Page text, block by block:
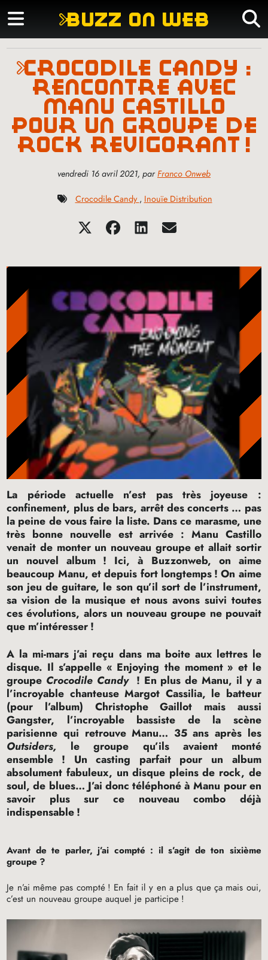
buzz on web
crocodile candy :
rencontre avec
manu castillo
pour un groupe de
rock revigorant !
vendredi 16 avril 2021, parFranco Onweb
Crocodile Candy , Inouïe Distribution
La période actuelle n’est pas très joyeuse :
confinement, plus de bars, arrêt des concerts … pas
la peine de vous faire la liste. Dans ce marasme, une
très bonne nouvelle est arrivée : Manu Castillo
venait de monter un nouveau groupe et allait sortir
un nouvel album ! Ici, à Buzzonweb, on aime
beaucoup Manu, et depuis fort longtemps! On aime
son jeu de guitare, le son qu’il sort de l’instrument,
sa vision de la musique et nous avons suivi toutes
ces évolutions, alors un nouveau groupe ne pouvait
que m’intéresser!
A la mi-mars j’ai reçu dans ma boite aux lettres le
disque. Il s’appelle « Enjoying the moment » et le
groupe Crocodile Candy ! En plus de Manu, il y a
l’incroyable chanteuse Margot Cassilia, le batteur
(pour l’album) Christophe Gaillot mais aussi
Gangster, l’incroyable bassiste de la scène
parisienne qui retrouve Manu… 35 ans après les
Outsiders, le groupe qu’ils avaient monté
ensemble ! Un casting parfait pour un album
absolument fabuleux, un disque pleins de rock, de
soul, de blues… J’ai donc téléphoné à Manu pour en
savoir plus sur ce nouveau combo déjà
indispensable!
Avant de te parler, j’ai compté : il s’agit de ton sixième
groupe ?
Je n’ai même pas compté ! En fait il y en a plus que ça mais oui,
c’est un nouveau groupe auquel je participe !